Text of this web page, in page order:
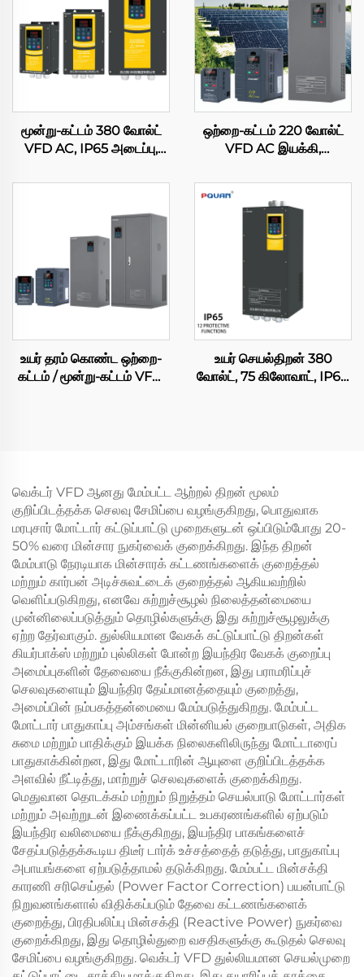
மூன்று-கட்டம் 380 வோல்ட்
VFD AC, IP65 அடைப்பு,
3.7 கிலோவாட், 5.5
கிலோவாட், 18.5 கிலோவாட்,
30 கிலோவாட், 45 கிலோவாட்,
50/60 ஹெர்ட்ஸ், 220
வோல்ட், 440 வோல்ட் –
மோட்டார்களுக்காக
ஒற்றை-கட்டம் 220 வோல்ட்
VFD AC இயக்கி,
கட்டுப்பாட்டி, சூரிய எரிசக்தி
பம்ப் மாற்றி, கம்பிரசருக்காக,
விவசாய நீர்ப்பாசன
அமைப்புகளுக்காக
உயர் தரம் கொண்ட ஒற்றை-
கட்டம் / மூன்று-கட்டம் VFD,
கம்பிரசருக்காக
உயர் செயல்திறன் 380
வோல்ட், 75 கிலோவாட், IP65,
485
வெக்டர் VFD ஆனது மேம்பட்ட ஆற்றல் திறன் மூலம்
குறிப்பிடத்தக்க செலவு சேமிப்பை வழங்குகிறது, பொதுவாக
மரபுசார் மோட்டார் கட்டுப்பாட்டு முறைகளுடன் ஒப்பிடும்போது 20-
50% வரை மின்சார நுகர்வைக் குறைக்கிறது. இந்த திறன்
மேம்பாடு நேரடியாக மின்சாரக் கட்டணங்களைக் குறைத்தல்
மற்றும் கார்பன் அடிச்சுவட்டைக் குறைத்தல் ஆகியவற்றில்
வெளிப்படுகிறது, எனவே சுற்றுச்சூழல் நிலைத்தன்மையை
முன்னிலைப்படுத்தும் தொழில்களுக்கு இது சுற்றுச்சூழலுக்கு
ஏற்ற தேர்வாகும். துல்லியமான வேகக் கட்டுப்பாட்டு திறன்கள்
கியர்பாக்ஸ் மற்றும் புல்லிகள் போன்ற இயந்திர வேகக் குறைப்பு
அமைப்புகளின் தேவையை நீக்குகின்றன, இது பராமரிப்புச்
செலவுகளையும் இயந்திர தேய்மானத்தையும் குறைத்து,
அமைப்பின் நம்பகத்தன்மையை மேம்படுத்துகிறது. மேம்பட்ட
மோட்டார் பாதுகாப்பு அம்சங்கள் மின்னியல் குறைபாடுகள், அதிக
சுமை மற்றும் பாதிக்கும் இயக்க நிலைகளிலிருந்து மோட்டாரைப்
பாதுகாக்கின்றன, இது மோட்டாரின் ஆயுளை குறிப்பிடத்தக்க
அளவில் நீட்டித்து, மாற்றுச் செலவுகளைக் குறைக்கிறது.
மெதுவான தொடக்கம் மற்றும் நிறுத்தம் செயல்பாடு மோட்டார்கள்
மற்றும் அவற்றுடன் இணைக்கப்பட்ட உபகரணங்களில் ஏற்படும்
இயந்திர வலிமையை நீக்குகிறது, இயந்திர பாகங்களைச்
சேதப்படுத்தக்கூடிய திடீர் டார்க் உச்சத்தைத் தடுத்து, பாதுகாப்பு
அபாயங்களை ஏற்படுத்தாமல் தடுக்கிறது. மேம்பட்ட மின்சக்தி
காரணி சரிசெய்தல் (Power Factor Correction) பயன்பாட்டு
நிறுவனங்களால் விதிக்கப்படும் தேவை கட்டணங்களைக்
குறைத்து, பிரதிபலிப்பு மின்சக்தி (Reactive Power) நுகர்வை
குறைக்கிறது, இது தொழில்துறை வசதிகளுக்கு கூடுதல் செலவு
சேமிப்பை வழங்குகிறது. வெக்டர் VFD துல்லியமான செயல்முறை